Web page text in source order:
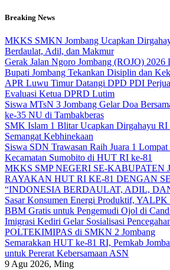
Skip
content
Breaking News
MKKS SMKN Jombang Ucapkan
Berdaulat, Adil, dan Makmur
Gerak Jalan Ngoro Jombang (ROJO) 2026
Bupati Jombang Tekankan Disiplin dan
APR Luwu Timur Datangi DPD PDI
Evaluasi Ketua DPRD Lutim
Siswa MTsN 3 Jombang Gelar Doa
ke-35 NU di Tambakberas
SMK Islam 1 Blitar Ucapkan Dirgahayu RI
Semangat Kebhinekaan
Siswa SDN Trawasan Raih Juara 1
Kecamatan Sumobito di HUT RI ke-81
MKKS SMP NEGERI SE-KABUPATEN
RAYAKAN HUT RI KE-81 DENGAN
“INDONESIA BERDAULAT, ADIL,
Sasar Konsumen Energi Produktif, YALPK
BBM Gratis untuk Pengemudi Ojol di
Imigrasi Kediri Gelar Sosialisasi
POLTEKIMIPAS di SMKN 2 Jombang
Semarakkan HUT ke-81 RI, Pemkab
untuk Pererat Kebersamaan ASN
9 Agu 2026, Ming